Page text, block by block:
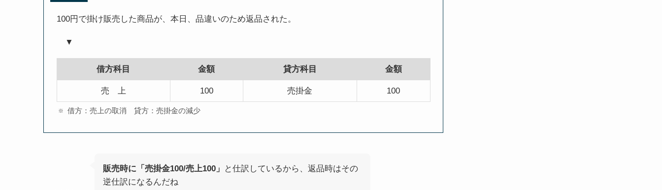
100円で掛け販売した商品が、本日、品違いのため返品された。
▼
借方科目 金額 貸方科目 金額
売 上 100 売掛金 100
借方：売上の取消 貸方：売掛金の減少
販売時に「売掛金100/売上100」
と仕訳しているから、返品時はその
逆仕訳になるんだね